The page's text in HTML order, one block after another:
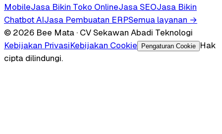
MobileJasa Bikin Toko OnlineJasa SEOJasa Bikin
Chatbot AIJasa Pembuatan ERPSemua layanan →
© 2026 Bee Mata · CV Sekawan Abadi Teknologi
Kebijakan PrivasiKebijakan Cookie Pengaturan Cookie
Hak
cipta dilindungi.